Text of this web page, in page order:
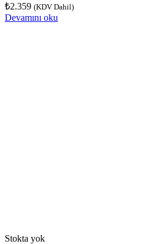
₺2.359 (KDV Dahil)
Devamını oku
Stokta yok